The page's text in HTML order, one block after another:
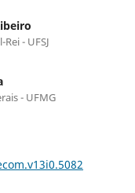
- UFSJ
- UFMG